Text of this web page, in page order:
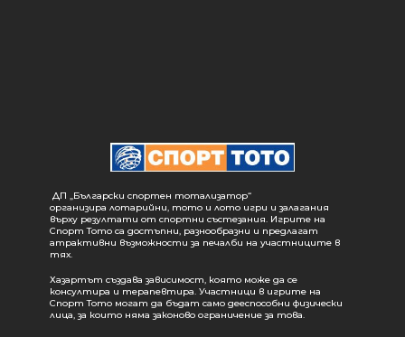
ДП „Български спортен тотализатор“
организира лотарийни, тото и лото игри и залагания
върху резултати от спортни състезания. Игрите на
Спорт Тото са достъпни, разнообразни и предлагат
атрактивни възможности за печалби на участниците в
тях.
Хазартът създава зависимост, която може да се
консултира и терапевтира. Участници в игрите на
Спорт Тото могат да бъдат само дееспособни физически
лица, за които няма законово ограничение за това.